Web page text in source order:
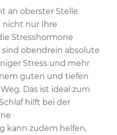
an oberster Stelle.
nicht nur Ihre
Stresshormone
obendrein absolute
Stress und mehr
guten und tiefen
Das ist ideal zum
hilft bei der
kann zudem helfen,